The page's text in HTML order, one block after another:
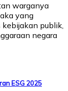
warganya
yang
publik,
negara
ESG 2025